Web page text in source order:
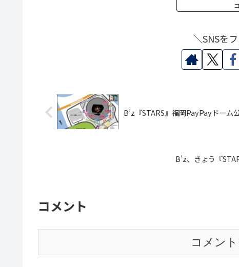
＼SNSを
B’z『STARS』福岡PayPayドーム
B’z、きょう『
コメント
コメン